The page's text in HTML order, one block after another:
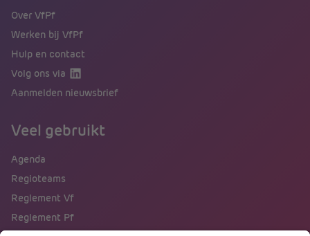
Over VfPf
Werken bij VfPf
Hulp en contact
Volg ons via
Aanmelden nieuwsbrief
Veel gebruikt
Agenda
Regioteams
Reglement Vf
Reglement Pf